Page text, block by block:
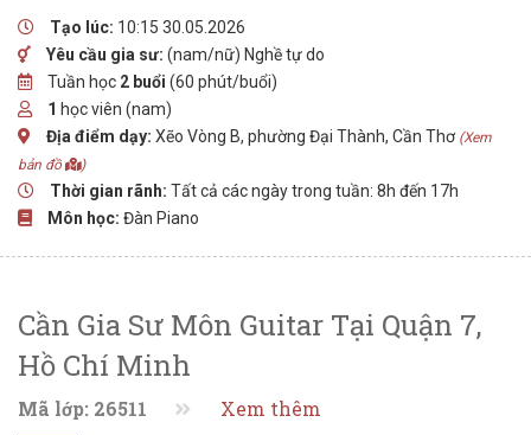
Tạo lúc: 10:15 30.05.2026
Yêu cầu gia sư: (nam/nữ) Nghề tự do
Tuần học 2 buổi (60 phút/buổi)
1 học viên (nam)
Địa điểm dạy: Xẽo Vòng B, phường Đại Thành, Cần Thơ (Xem
bản đồ
)
Thời gian rãnh: Tất cả các ngày trong tuần: 8h đến 17h
Môn học: Đàn Piano
Cần Gia Sư Môn Guitar Tại Quận 7,
Hồ Chí Minh
Mã lớp: 26511 Xem thêm